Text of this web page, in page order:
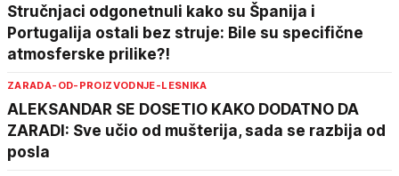
Stručnjaci odgonetnuli kako su Španija i
Portugalija ostali bez struje: Bile su specifične
atmosferske prilike?!
ZARADA-OD-PROIZVODNJE-LESNIKA
ALEKSANDAR SE DOSETIO KAKO DODATNO DA
ZARADI: Sve učio od mušterija, sada se razbija od
posla